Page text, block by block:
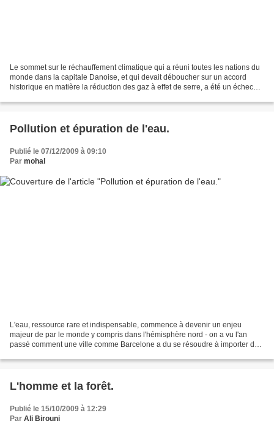
Le sommet sur le réchauffement climatique qui a réuni toutes les nations du
monde dans la capitale Danoise, et qui devait déboucher sur un accord
historique en matière la réduction des gaz à effet de serre, a été un échec
Pollution et épuration de l'eau.
Publié le 07/12/2009 à 09:10
Par mohal
L'eau, ressource rare et indispensable, commence à devenir un enjeu
majeur de par le monde y compris dans l'hémisphère nord - on a vu l'an
passé comment une ville comme Barcelone a du se résoudre à importer des
L'homme et la forêt.
Publié le 15/10/2009 à 12:29
Par Ali Birouni